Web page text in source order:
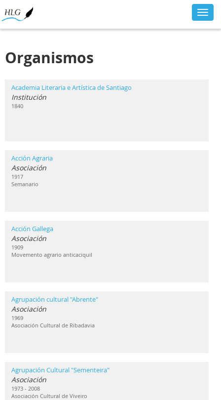
Organismos
Academia Literaria e Artística de Santiago
Institución
1840
Acción Agraria
Asociación
1917
Semanario
Acción Gallega
Asociación
1909
Movemento agrario anticaciquil
Agrupación cultural "Abrente"
Asociación
1969
Asociación Cultural de Ribadavia
Agrupación Cultural "Sementeira"
Asociación
1973 - 2008
Asociación Cultural de Viveiro